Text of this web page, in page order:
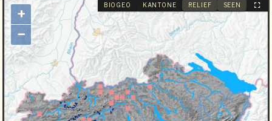
BIOGEO KANTONE RELIEF SEEN
+
−